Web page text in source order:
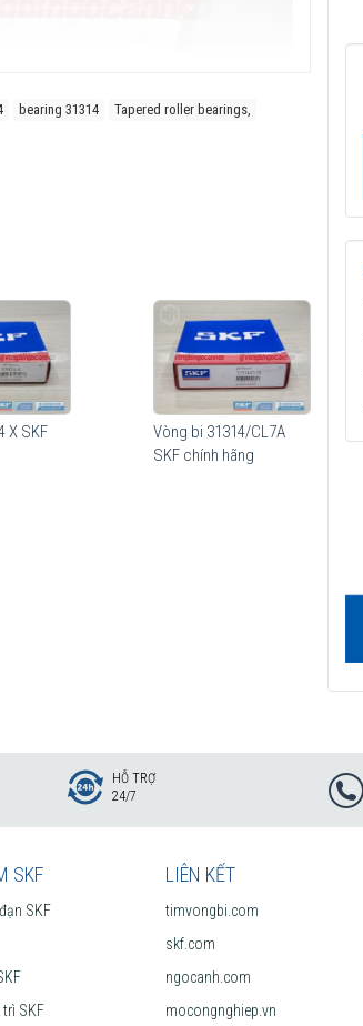
đều hơn từ đó tăng tuổi thọ hoạt động của
ma sát. Tận dụng tối ưu tiết diện ngang để
tiêu biểu như Hộp giảm tốc, Trục bánh
bearing 31314 Tapered roller bearings,
X SKF
Vòng bi 31314/CL7A
SKF chính hãng
HỖ TRỢ
24/7
SKF
SKF
SKF
LIÊN KẾT
timvongbi.com
skf.com
ngocanh.com
mocongnghiep.vn